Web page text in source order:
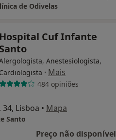
de Odivelas
Hospital Cuf Infante
Santo
Anestesiologista,
Cardiologista · Mais
484 opiniões
Lisboa • Mapa
Santo
Preço não disponível